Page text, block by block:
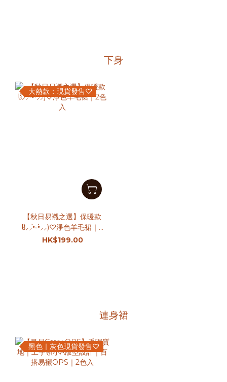
下身
大熱款：現貨發售♡
【秋日易襯之選】保暖款
ჱ̒⸝⸝•̀֊•́⸝⸝)♡淨色羊毛裙｜2
色入
HK$199.00
連身裙
黑色｜灰色現貨發售♡